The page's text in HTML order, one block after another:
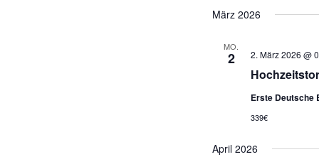
März 2026
MO.
2 2. März 2026 @
Erste Deutsche
339€
April 2026